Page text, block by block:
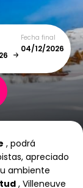
Fecha final
SAT
5
, podrá
apreciado
ambiente
, Villeneuve